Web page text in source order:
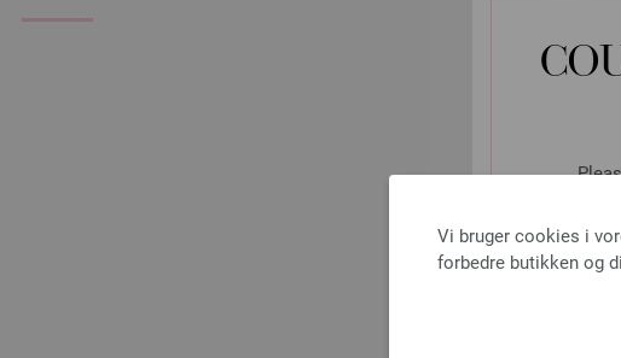
Vi bruger cookies i
forbedre butikken og